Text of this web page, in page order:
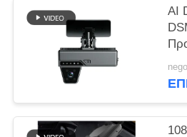
ΜΙΑ
ΠΡΟΣΦΟΡΆ
SITEMAP
ΠΟΛΙΤΙΚΉ
AI